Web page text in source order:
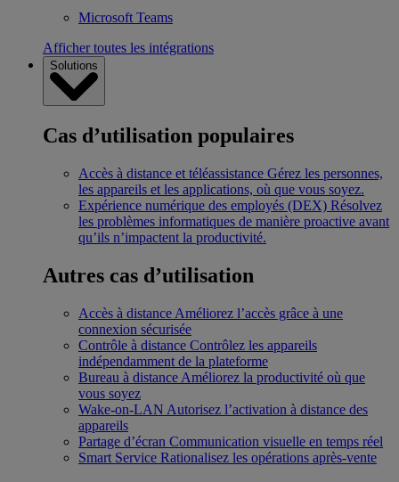
Microsoft Teams
Afficher toutes les intégrations
Solutions
Cas d’utilisation populaires
Accès à distance et téléassistance Gérez les personnes,
les appareils et les applications, où que vous soyez.
Expérience numérique des employés (DEX) Résolvez
les problèmes informatiques de manière proactive avant
qu’ils n’impactent la productivité.
Autres cas d’utilisation
Accès à distance Améliorez l’accès grâce à une
connexion sécurisée
Contrôle à distance Contrôlez les appareils
indépendamment de la plateforme
Bureau à distance Améliorez la productivité où que
vous soyez
Wake-on-LAN Autorisez l’activation à distance des
appareils
Partage d’écran Communication visuelle en temps réel
Smart Service Rationalisez les opérations après-vente